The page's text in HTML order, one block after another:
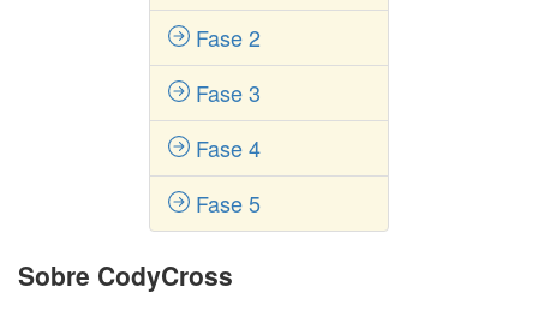
Fase 2
Fase 3
Fase 4
Fase 5
Sobre CodyCross